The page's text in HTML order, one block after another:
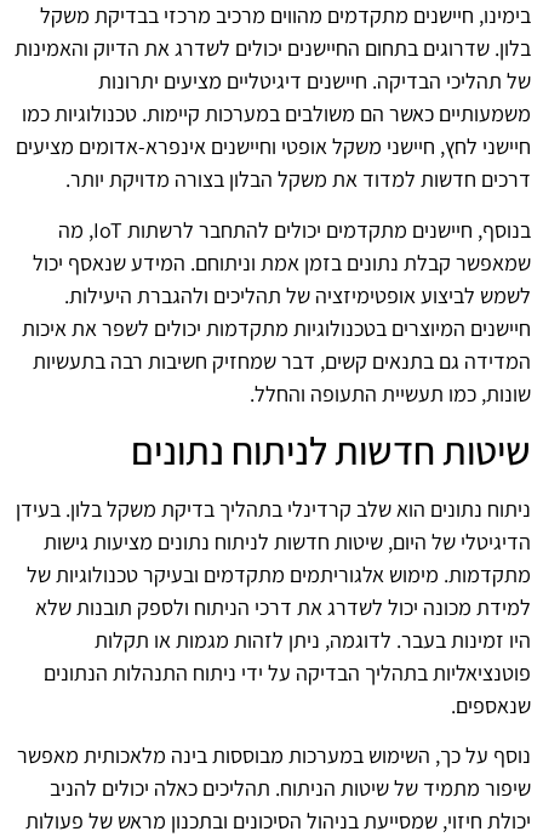
בימינו, חיישנים מתקדמים מהווים מרכיב מרכזי בבדיקת משקל
בלון. שדרוגים בתחום החיישנים יכולים לשדרג את הדיוק והאמינות
של תהליכי הבדיקה. חיישנים דיגיטליים מציעים יתרונות
משמעותיים כאשר הם משולבים במערכות קיימות. טכנולוגיות כמו
חיישני לחץ, חיישני משקל אופטי וחיישנים אינפרא-אדומים מציעים
דרכים חדשות למדוד את משקל הבלון בצורה מדויקת יותר.
בנוסף, חיישנים מתקדמים יכולים להתחבר לרשתות IoT, מה
שמאפשר קבלת נתונים בזמן אמת וניתוחם. המידע שנאסף יכול
לשמש לביצוע אופטימיזציה של תהליכים ולהגברת היעילות.
חיישנים המיוצרים בטכנולוגיות מתקדמות יכולים לשפר את איכות
המדידה גם בתנאים קשים, דבר שמחזיק חשיבות רבה בתעשיות
שונות, כמו תעשיית התעופה והחלל.
שיטות חדשות לניתוח נתונים
ניתוח נתונים הוא שלב קרדינלי בתהליך בדיקת משקל בלון. בעידן
הדיגיטלי של היום, שיטות חדשות לניתוח נתונים מציעות גישות
מתקדמות. מימוש אלגוריתמים מתקדמים ובעיקר טכנולוגיות של
למידת מכונה יכול לשדרג את דרכי הניתוח ולספק תובנות שלא
היו זמינות בעבר. לדוגמה, ניתן לזהות מגמות או תקלות
פוטנציאליות בתהליך הבדיקה על ידי ניתוח התנהלות הנתונים
שנאספים.
נוסף על כך, השימוש במערכות מבוססות בינה מלאכותית מאפשר
שיפור מתמיד של שיטות הניתוח. תהליכים כאלה יכולים להניב
יכולת חיזוי, שמסייעת בניהול הסיכונים ובתכנון מראש של פעולות